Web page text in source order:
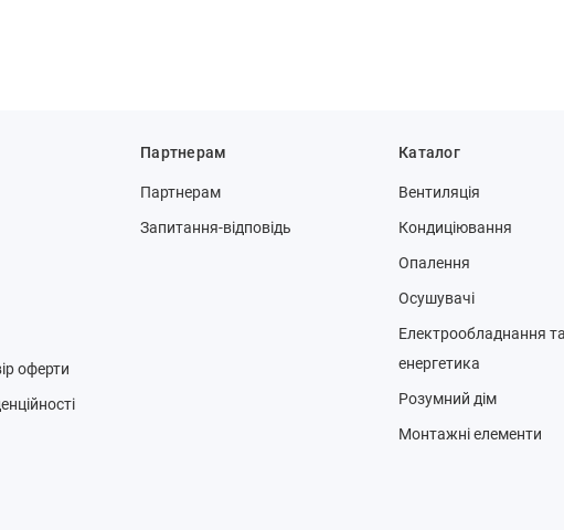
оферти
Партнерам
Партнерам
Запитання-відповідь
Каталог
Вентиляція
Кондиціювання
Опалення
Осушувачі
Електрообладнання та
енергетика
Розумний дім
Монтажні елементи